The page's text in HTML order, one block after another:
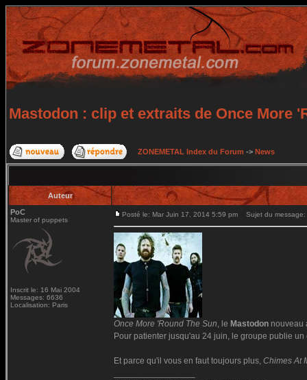
Mastodon : clip et extraits de Once More
ZONEMETAL Index du Forum -> News
Auteur
PoC
Master of puppets
Inscrit le: 16 Mai 2004
Messages: 6636
Localisation: Paris
Posté le: Mar Juin 17, 2014 5:59 pm Sujet du message:
Once More 'Round The Sun, le Mastodon nouveau
Pour patienter jusqu'au 24 juin, le groupe publie
Et parce qu'il vous en faut toujours plus, Chimes At